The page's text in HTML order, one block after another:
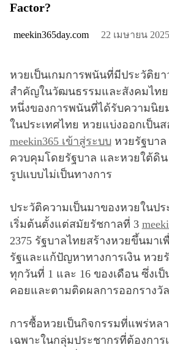
Factor?
meekin365day.com 22 เมษายน 2025
หวยเป็นเกมการพนันที่มีประวัติย
สำคัญในวัฒนธรรมและสังคมไท
หนึ่งของการพนันที่ได้รับความนิย
ในประเทศไทย หวยแบ่งออกเป็น
meekin365 เข้าสู่ระบบ หวยรัฐบา
ควบคุมโดยรัฐบาล และหวยใต้ดิ
รูปแบบไม่เป็นทางการ
ประวัติความเป็นมาของหวยในปร
เริ่มต้นตั้งแต่สมัยรัชกาลที่ 3
2375 รัฐบาลไทยสร้างหวยขึ้นมาเ
รัฐและแก้ปัญหาทางการเงิน หวย
ทุกวันที่ 1 และ 16 ของเดือน ซึ่งเ
คอยและตามติดผลการออกรางวัล
การซื้อหวยเป็นกิจกรรมที่แพร่หล
เฉพาะในกลุ่มประชากรที่ต้องการ